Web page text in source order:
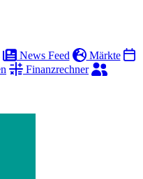
News Feed
Märkte
Finanzrechner